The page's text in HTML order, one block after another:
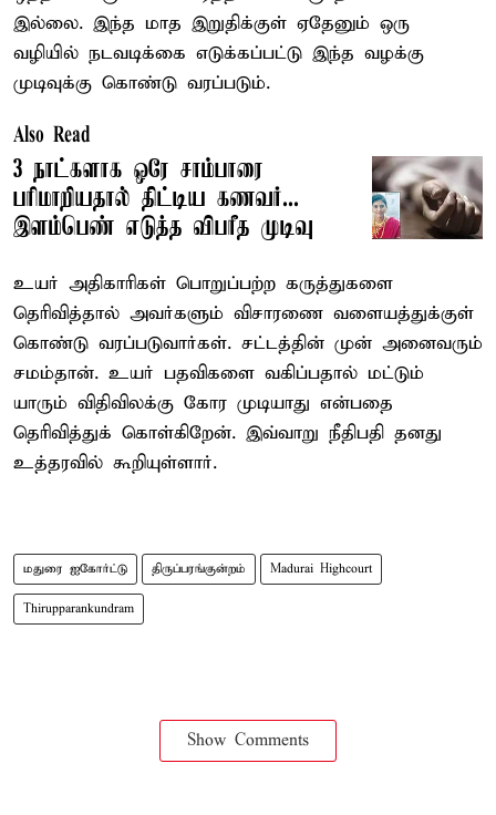
இல்லை. இந்த மாத இறுதிக்குள் ஏதேனும் ஒரு
வழியில் நடவடிக்கை எடுக்கப்பட்டு இந்த வழக்கு
முடிவுக்கு கொண்டு வரப்படும்.
Also Read
3 நாட்களாக ஒரே சாம்பாரை
பரிமாறியதால் திட்டிய கணவர்...
இளம்பெண் எடுத்த விபரீத முடிவு
உயர் அதிகாரிகள் பொறுப்பற்ற கருத்துகளை
தெரிவித்தால் அவர்களும் விசாரணை வளையத்துக்குள்
கொண்டு வரப்படுவார்கள். சட்டத்தின் முன் அனைவரும்
சமம்தான். உயர் பதவிகளை வகிப்பதால் மட்டும்
யாரும் விதிவிலக்கு கோர முடியாது என்பதை
தெரிவித்துக் கொள்கிறேன். இவ்வாறு நீதிபதி தனது
உத்தரவில் கூறியுள்ளார்.
மதுரை ஐகோர்ட்டு திருப்பரங்குன்றம் Madurai Highcourt
Thirupparankundram
Show Comments